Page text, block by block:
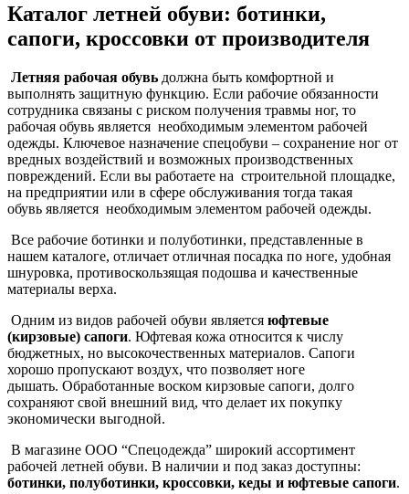
Каталог летней обуви: ботинки,
сапоги, кроссовки от производителя
Летняя рабочая обувь должна быть комфортной и
выполнять защитную функцию. Если рабочие обязанности
сотрудника связаны с риском получения травмы ног, то
рабочая обувь является необходимым элементом рабочей
одежды. Ключевое назначение спецобуви – сохранение ног от
вредных воздействий и возможных производственных
повреждений. Если вы работаете на строительной площадке,
на предприятии или в сфере обслуживания тогда такая
обувь является необходимым элементом рабочей одежды.
Все рабочие ботинки и полуботинки, представленные в
нашем каталоге, отличает отличная посадка по ноге, удобная
шнуровка, противоскользящая подошва и качественные
материалы верха.
Одним из видов рабочей обуви является юфтевые
(кирзовые) сапоги. Юфтевая кожа относится к числу
бюджетных, но высокочественных материалов. Сапоги
хорошо пропускают воздух, что позволяет ноге
дышать. Обработанные воском кирзовые сапоги, долго
сохраняют свой внешний вид, что делает их покупку
экономически выгодной.
В магазине ООО “Спецодежда” широкий ассортимент
рабочей летней обуви. В наличии и под заказ доступны:
ботинки, полуботинки, кроссовки, кеды и юфтевые сапоги.